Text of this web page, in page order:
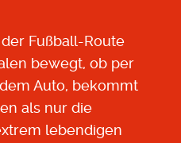
Fußball-Route
bewegt, ob per
Auto, bekommt
als nur die
lebendigen